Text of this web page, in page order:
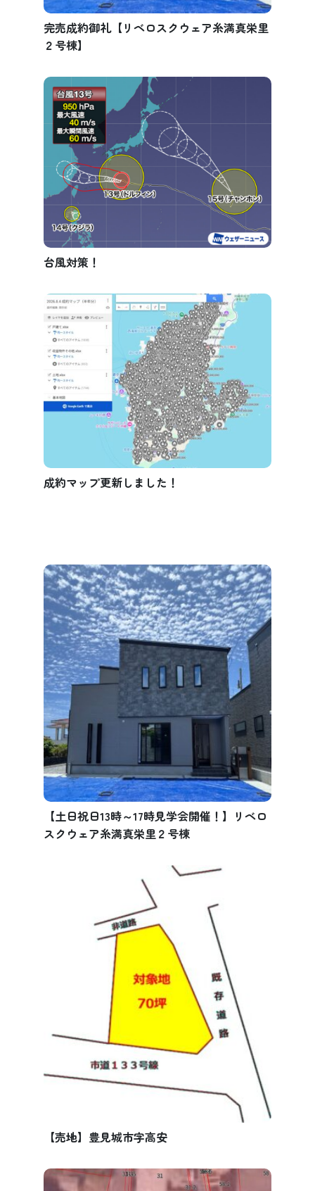
完売成約御礼【リベロスクウェア糸満真栄里
２号棟】
台風対策！
成約マップ更新しました！
【土日祝日13時～17時見学会開催！】リベロ
スクウェア糸満真栄里２号棟
【売地】豊見城市字高安